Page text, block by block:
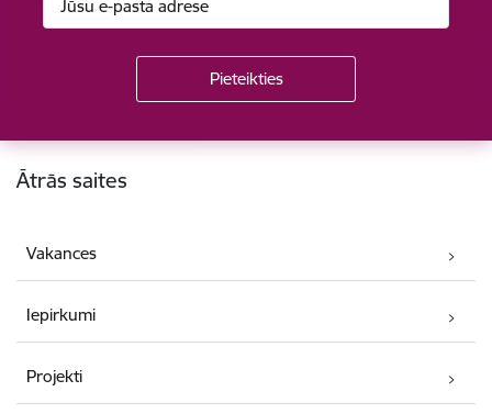
Kājene
Ātrās saites
Vakances
Iepirkumi
Projekti